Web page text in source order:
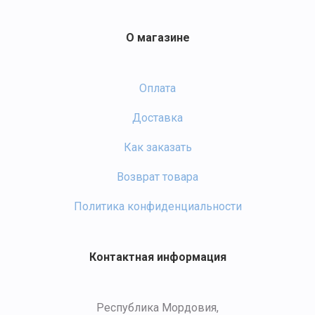
О магазине
Оплата
Доставка
Как заказать
Возврат товара
Политика конфиденциальности
Контактная информация
Республика Мордовия,